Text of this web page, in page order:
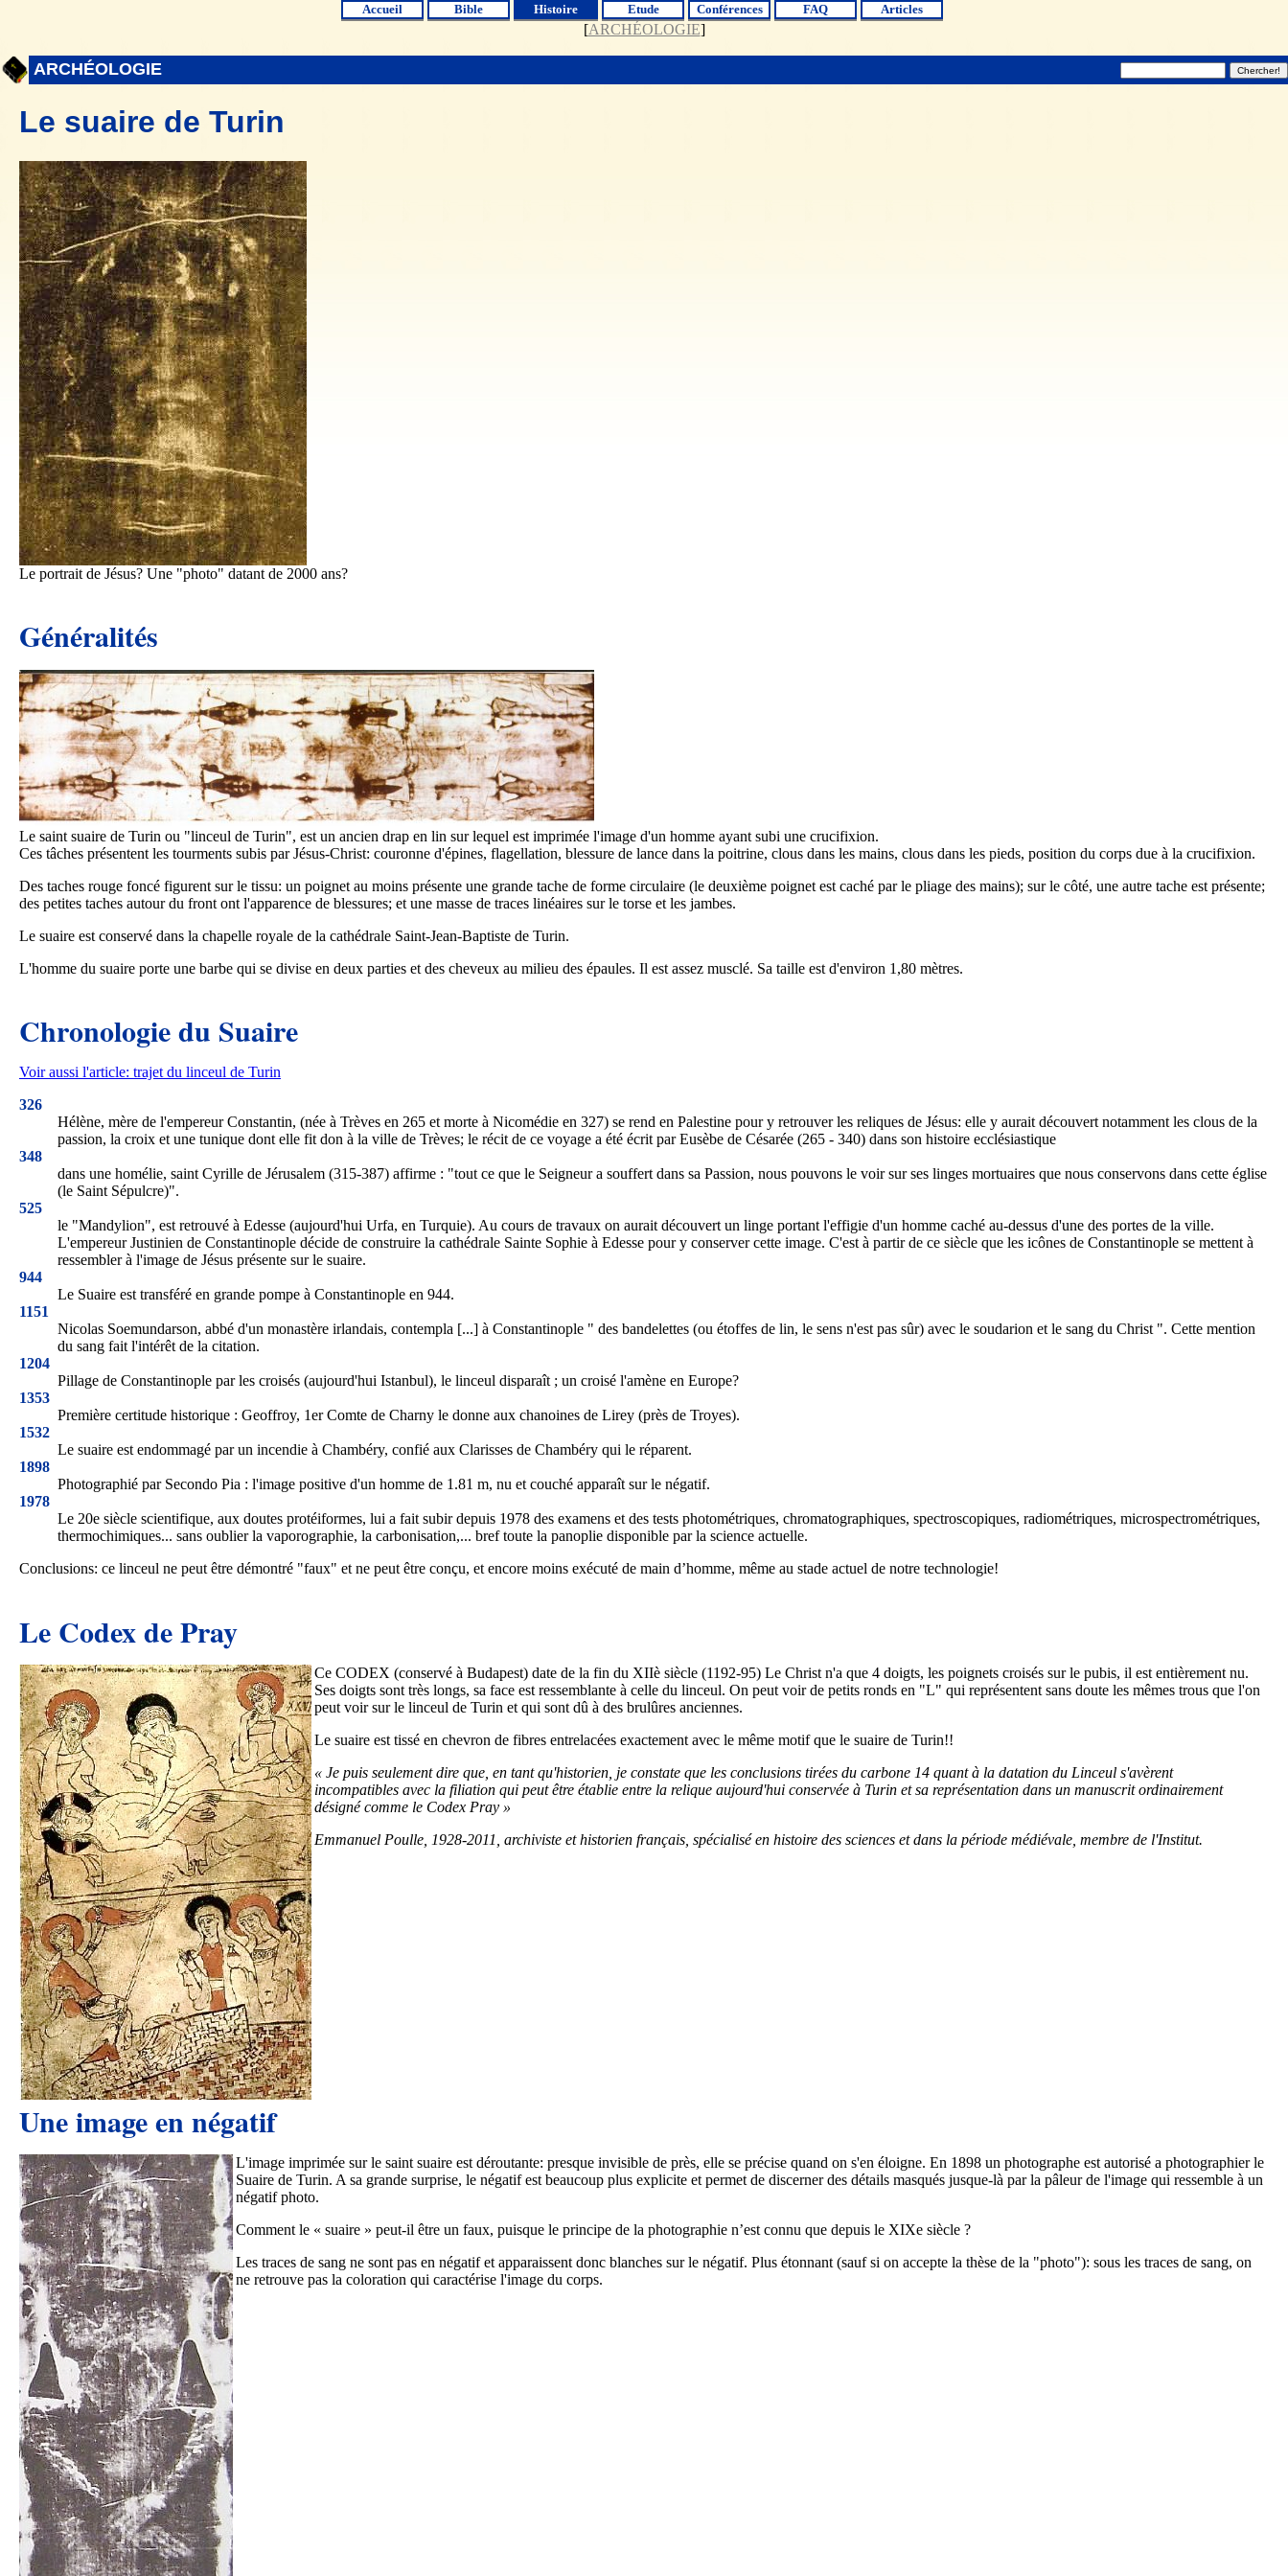
Accueil Bible Histoire Etude Conférences FAQ Articles
[ARCHÉOLOGIE]
ARCHÉOLOGIE
Le suaire de Turin
Le portrait de Jésus? Une "photo" datant de 2000 ans?
Généralités
Le saint suaire de Turin ou "linceul de Turin", est un ancien drap en lin sur lequel est imprimée l'image d'un homme ayant subi une crucifixion.
Ces tâches présentent les tourments subis par Jésus-Christ: couronne d'épines, flagellation, blessure de lance dans la poitrine, clous dans les mains, clous dans les pieds, position du corps due à la crucifixion.
Des taches rouge foncé figurent sur le tissu: un poignet au moins présente une grande tache de forme circulaire (le deuxième poignet est caché par le pliage des mains); sur le côté, une autre tache est présente;
des petites taches autour du front ont l'apparence de blessures; et une masse de traces linéaires sur le torse et les jambes.
Le suaire est conservé dans la chapelle royale de la cathédrale Saint-Jean-Baptiste de Turin.
L'homme du suaire porte une barbe qui se divise en deux parties et des cheveux au milieu des épaules. Il est assez musclé. Sa taille est d'environ 1,80 mètres.
Chronologie du Suaire
Voir aussi l'article: trajet du linceul de Turin
326
Hélène, mère de l'empereur Constantin, (née à Trèves en 265 et morte à Nicomédie en 327) se rend en Palestine pour y retrouver les reliques de Jésus: elle y aurait découvert notamment les clous de la
passion, la croix et une tunique dont elle fit don à la ville de Trèves; le récit de ce voyage a été écrit par Eusèbe de Césarée (265 - 340) dans son histoire ecclésiastique
348
dans une homélie, saint Cyrille de Jérusalem (315-387) affirme : "tout ce que le Seigneur a souffert dans sa Passion, nous pouvons le voir sur ses linges mortuaires que nous conservons dans cette église
(le Saint Sépulcre)".
525
le "Mandylion", est retrouvé à Edesse (aujourd'hui Urfa, en Turquie). Au cours de travaux on aurait découvert un linge portant l'effigie d'un homme caché au-dessus d'une des portes de la ville.
L'empereur Justinien de Constantinople décide de construire la cathédrale Sainte Sophie à Edesse pour y conserver cette image. C'est à partir de ce siècle que les icônes de Constantinople se mettent à
ressembler à l'image de Jésus présente sur le suaire.
944
Le Suaire est transféré en grande pompe à Constantinople en 944.
1151
Nicolas Soemundarson, abbé d'un monastère irlandais, contempla [...] à Constantinople " des bandelettes (ou étoffes de lin, le sens n'est pas sûr) avec le soudarion et le sang du Christ ". Cette mention
du sang fait l'intérêt de la citation.
1204
Pillage de Constantinople par les croisés (aujourd'hui Istanbul), le linceul disparaît ; un croisé l'amène en Europe?
1353
Première certitude historique : Geoffroy, 1er Comte de Charny le donne aux chanoines de Lirey (près de Troyes).
1532
Le suaire est endommagé par un incendie à Chambéry, confié aux Clarisses de Chambéry qui le réparent.
1898
Photographié par Secondo Pia : l'image positive d'un homme de 1.81 m, nu et couché apparaît sur le négatif.
1978
Le 20e siècle scientifique, aux doutes protéiformes, lui a fait subir depuis 1978 des examens et des tests photométriques, chromatographiques, spectroscopiques, radiométriques, microspectrométriques,
thermochimiques... sans oublier la vaporographie, la carbonisation,... bref toute la panoplie disponible par la science actuelle.
Conclusions: ce linceul ne peut être démontré "faux" et ne peut être conçu, et encore moins exécuté de main d’homme, même au stade actuel de notre technologie!
Le Codex de Pray
Ce CODEX (conservé à Budapest) date de la fin du XIIè siècle (1192-95) Le Christ n'a que 4 doigts, les poignets croisés sur le pubis, il est entièrement nu.
Ses doigts sont très longs, sa face est ressemblante à celle du linceul. On peut voir de petits ronds en "L" qui représentent sans doute les mêmes trous que l'on
peut voir sur le linceul de Turin et qui sont dû à des brulûres anciennes.
Le suaire est tissé en chevron de fibres entrelacées exactement avec le même motif que le suaire de Turin!!
« Je puis seulement dire que, en tant qu'historien, je constate que les conclusions tirées du carbone 14 quant à la datation du Linceul s'avèrent
incompatibles avec la filiation qui peut être établie entre la relique aujourd'hui conservée à Turin et sa représentation dans un manuscrit ordinairement
désigné comme le Codex Pray »
Emmanuel Poulle, 1928-2011, archiviste et historien français, spécialisé en histoire des sciences et dans la période médiévale, membre de l'Institut.
Une image en négatif
L'image imprimée sur le saint suaire est déroutante: presque invisible de près, elle se précise quand on s'en éloigne. En 1898 un photographe est autorisé a photographier le
Suaire de Turin. A sa grande surprise, le négatif est beaucoup plus explicite et permet de discerner des détails masqués jusque-là par la pâleur de l'image qui ressemble à un
négatif photo.
Comment le « suaire » peut-il être un faux, puisque le principe de la photographie n’est connu que depuis le XIXe siècle ?
Les traces de sang ne sont pas en négatif et apparaissent donc blanches sur le négatif. Plus étonnant (sauf si on accepte la thèse de la "photo"): sous les traces de sang, on
ne retrouve pas la coloration qui caractérise l'image du corps.